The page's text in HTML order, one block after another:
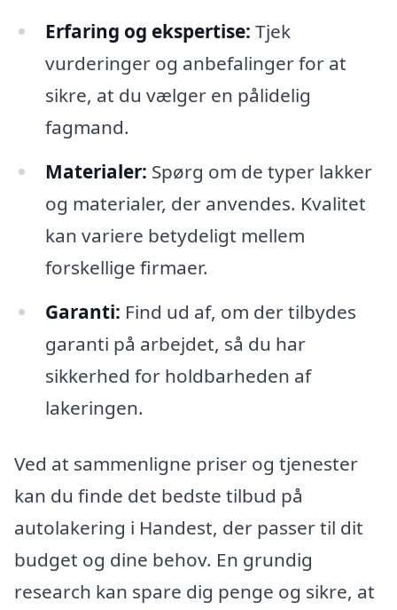
Erfaring og ekspertise: Tjek
vurderinger og anbefalinger for at
sikre, at du vælger en pålidelig
fagmand.
Materialer: Spørg om de typer lakker
og materialer, der anvendes. Kvalitet
kan variere betydeligt mellem
forskellige firmaer.
Garanti: Find ud af, om der tilbydes
garanti på arbejdet, så du har
sikkerhed for holdbarheden af
lakeringen.
Ved at sammenligne priser og tjenester
kan du finde det bedste tilbud på
autolakering i Handest, der passer til dit
budget og dine behov. En grundig
research kan spare dig penge og sikre, at